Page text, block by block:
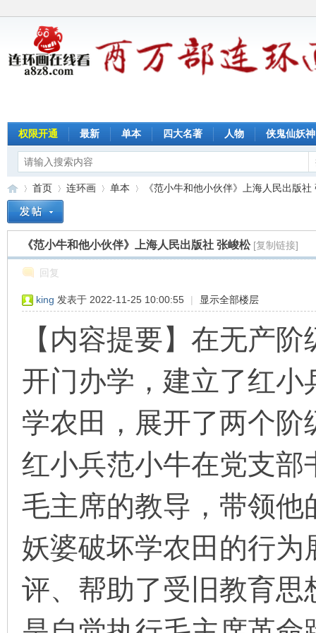
权限开通 最新 单本 四大名著 人物 侠鬼仙妖神
首页
›
连环画
›
单本 《范小牛和他小伙伴》上海人民出版社
《范小牛和他小伙伴》上海人民出版社 张峻松 [复制链接]
回复
king 发表于 2022-11-25 10:00:55 | 显示全部楼层
【内容提要】在无产
开门办学，建立了红
学农田，展开了两个
红小兵范小牛在党支
毛主席的教导，带领
妖婆破坏学农田的行
评、帮助了受旧教育